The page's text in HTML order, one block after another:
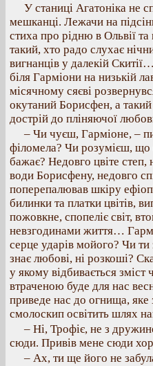
У станиці Агатоніка не
мешканці. Лежачи на
стиха про рідню в Ольвії
такий, хто радо слухає
вигнанців у далекій
біля Гарміони на низькій
місячному сяєві
окутаний Борисфен, а
дострій до пліняючої
– Чи чуєш, Гарміоне, –
філомела? Чи розумієш, що
бажає? Недовго цвіте степ,
води Борисфену, недовго
поперепалював шкіру
билинки та платки цвітів,
пожовкне, спопеліє світ,
невзгодинами життя…
серце ударів мойого? Чи
знає любові, ні розкоші?
у якому відбивається зміст
втраченою буде для нас
приведе нас до огнища, яке
смолоскип освітить шлях
– Ні, Трофіє, не з
сюди. Привів мене сюди
– Ах, ти ще його не